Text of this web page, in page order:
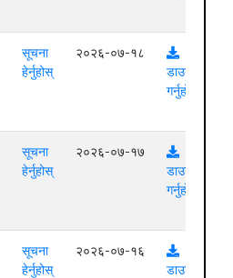
सूचना
हेर्नुहोस्
२०२६-०७-१८
डाउनलोड
गर्नुहोस्
सूचना
हेर्नुहोस्
२०२६-०७-१७
डाउनलोड
गर्नुहोस्
सूचना
हेर्नुहोस्
२०२६-०७-१६
डाउनलोड